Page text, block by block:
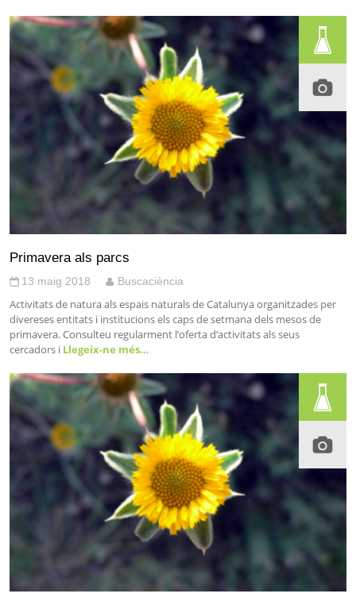
Primavera als parcs
13 maig 2018 Buscaciència
Activitats de natura als espais naturals de Catalunya organitzades per
divereses entitats i institucions els caps de setmana dels mesos de
primavera. Consulteu regularment l’oferta d’activitats als seus
cercadors i Llegeix-ne més…